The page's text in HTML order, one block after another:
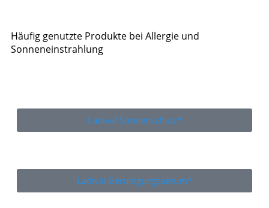
Häufig genutzte Produkte bei Allergie und
Sonneneinstrahlung
Ladival Sonnenschutz*
Ladival Beruhigungsserum*